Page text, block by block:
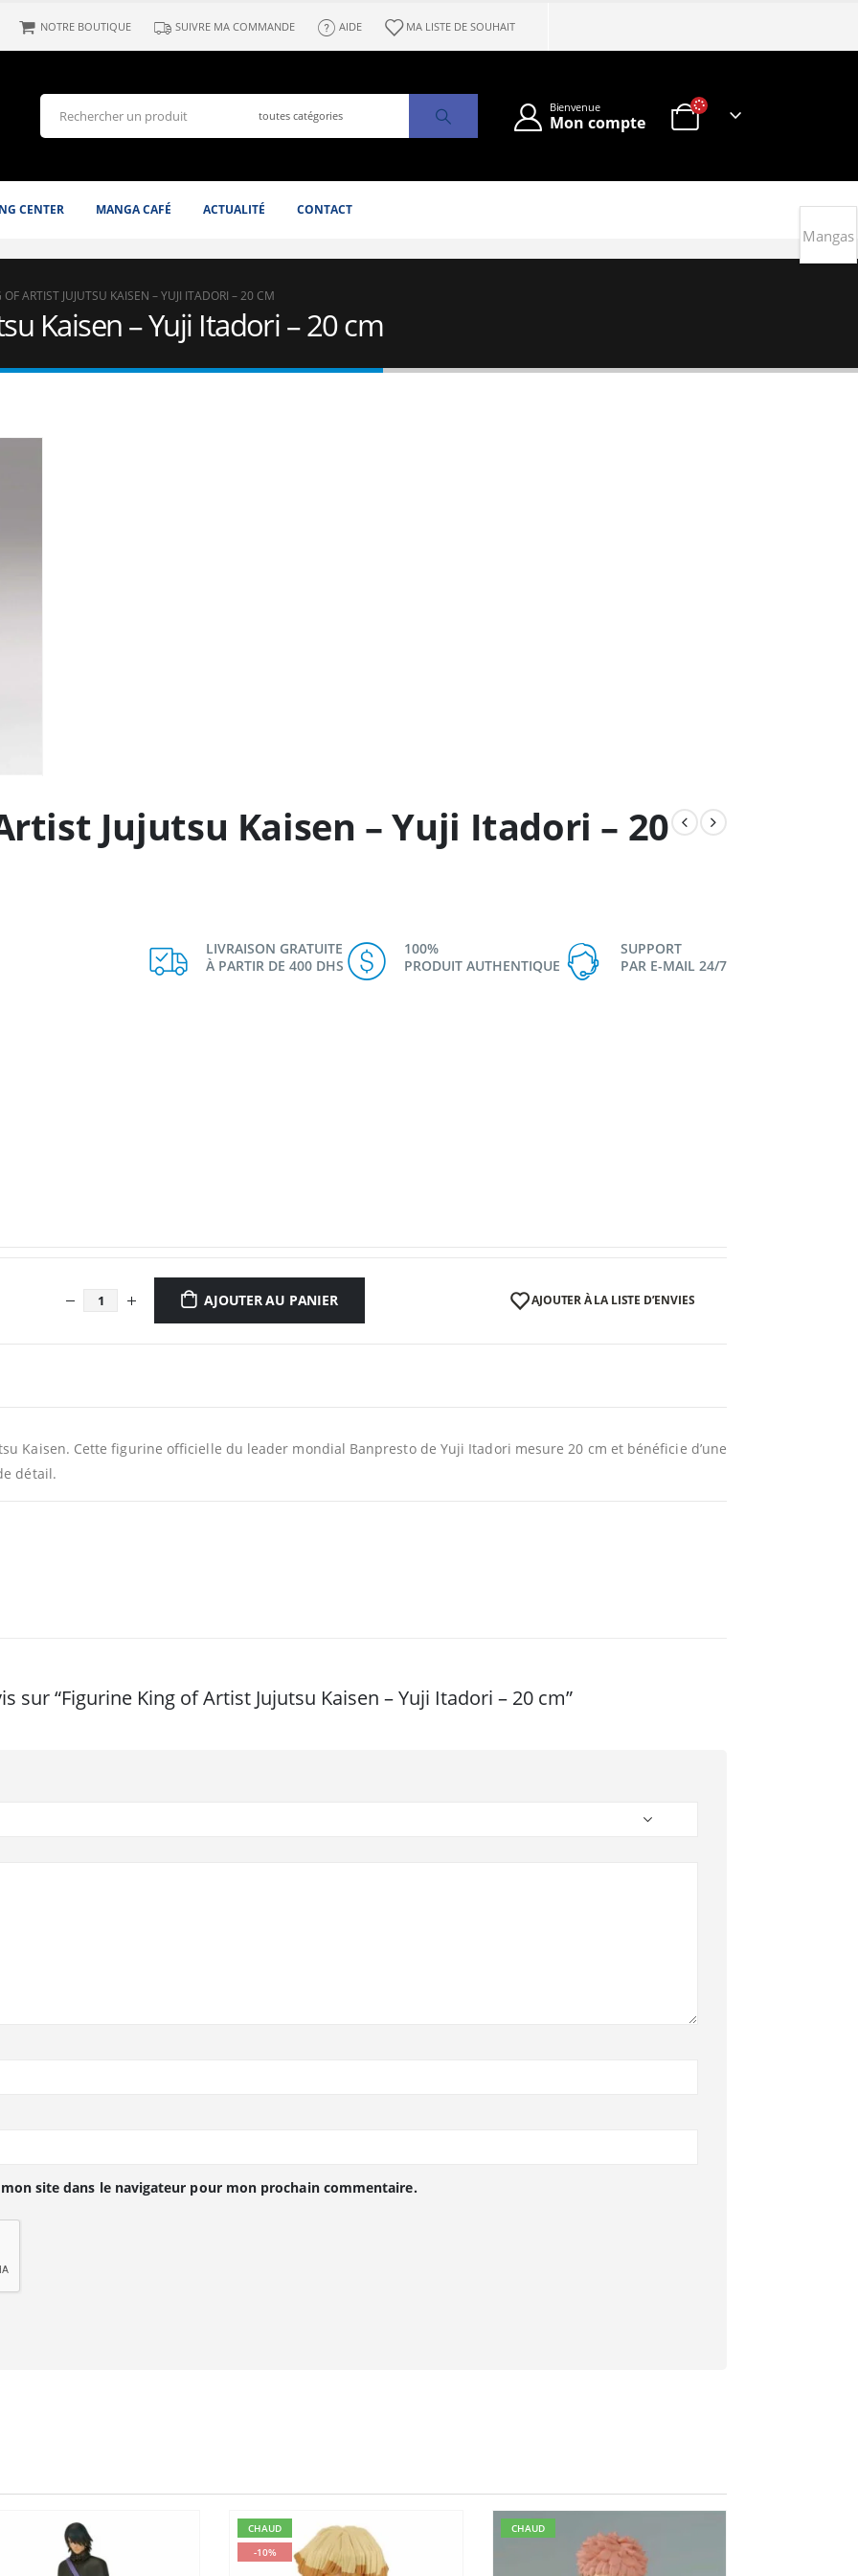
NOTRE BOUTIQUE SUIVRE MA COMMANDE AIDE MA LISTE DE SOUHAIT
Bienvenue
Mon compte
CENTER MANGA CAFÉ ACTUALITÉ CONTACT
OF ARTIST JUJUTSU KAISEN – YUJI ITADORI – 20 CM
Kaisen – Yuji Itadori – 20 cm
Jujutsu Kaisen – Yuji Itadori – 20
LIVRAISON GRATUITE
À PARTIR DE 400 DHS
100%
PRODUIT AUTHENTIQUE
SUPPORT
PAR E-MAIL 24/7
AJOUTER AU PANIER AJOUTER À LA LISTE D’ENVIES
Kaisen. Cette figurine officielle du leader mondial Banpresto de Yuji Itadori mesure 20 cm et bénéficie d’une
détail.
sur “Figurine King of Artist Jujutsu Kaisen – Yuji Itadori – 20 cm”
site dans le navigateur pour mon prochain commentaire.
CHAUD
-10%
CHAUD
Mangas